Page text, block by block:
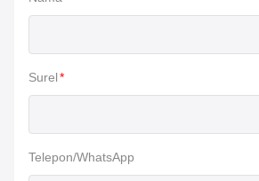
Surel*
Telepon/WhatsApp